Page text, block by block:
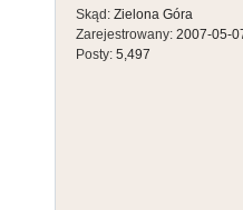
Skąd: Zielona Góra
Zarejestrowany: 2007-05-
Posty: 5,497